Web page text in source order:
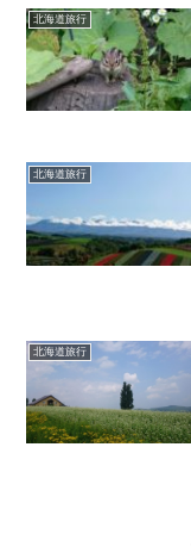
北海道旅行
北海道旅行
北海道旅行